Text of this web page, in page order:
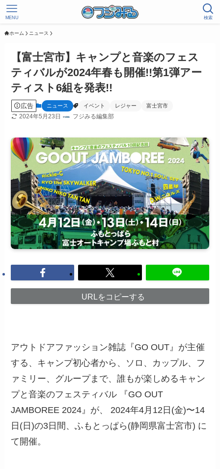
検索
MENU
ホーム ニュース
【富士宮市】キャンプと音楽のフェス
ティバルが2024年春も開催!!第1弾アー
ティスト6組を発表!!
広告 ニュース イベント レジャー 富士宮市
2024年5月23日 フジみる編集部
URLをコピーする
アウトドアファッション雑誌『GO OUT』が主催
する、キャンプ初心者から、ソロ、カップル、フ
ァミリー、グループまで、誰もが楽しめるキャン
プと音楽のフェスティバル 『GO OUT
JAMBOREE 2024』が、 2024年4月12日(金)〜14
日(日)の3日間、ふもとっぱら(静岡県富士宮市) に
て開催。